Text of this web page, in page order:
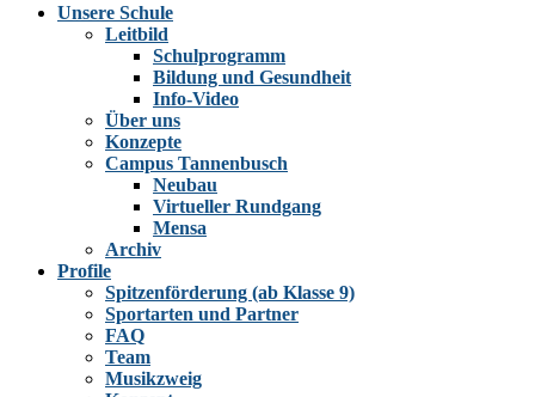
Unsere Schule
Leitbild
Schulprogramm
Bildung und Gesundheit
Info-Video
Über uns
Konzepte
Campus Tannenbusch
Neubau
Virtueller Rundgang
Mensa
Archiv
Profile
Spitzenförderung (ab Klasse 9)
Sportarten und Partner
FAQ
Team
Musikzweig